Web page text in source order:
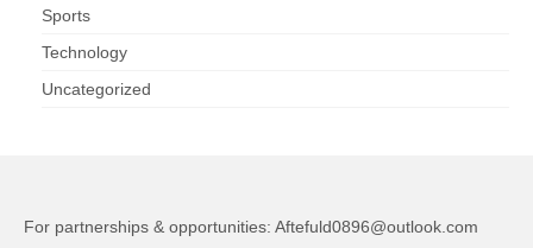
Sports
Technology
Uncategorized
For partnerships & opportunities: Aftefuld0896@outlook.com